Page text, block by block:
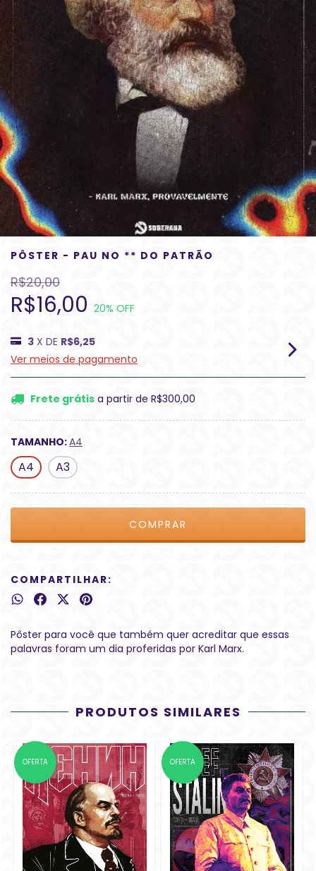
PÔSTER - PAU NO ** DO PATRÃO
R$20,00
R$16,00 20% OFF
3 X DE R$6,25
Ver meios de pagamento
Frete grátis a partir de R$300,00
TAMANHO:A4
A4 A3
COMPARTILHAR:
Pôster para você que também quer acreditar que essas
palavras foram um dia proferidas por Karl Marx.
PRODUTOS SIMILARES
OFERTA OFERTA